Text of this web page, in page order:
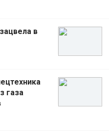
в
газа